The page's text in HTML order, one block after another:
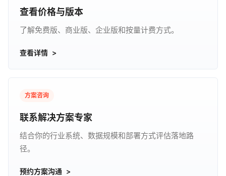
查看价格与版本
了解免费版、商业版、企业版和按量计费方式。
查看详情
方案咨询
联系解决方案专家
结合你的行业系统、数据规模和部署方式评估落地路
径。
预约方案沟通